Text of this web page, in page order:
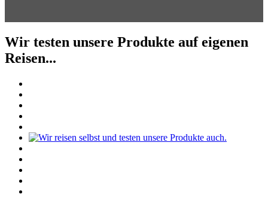
Wir testen unsere Produkte auf eigenen
Reisen...